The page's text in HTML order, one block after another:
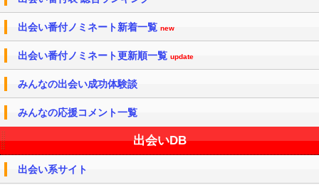
出会い番付ノミネート新着一覧 new
出会い番付ノミネート更新順一覧 update
みんなの出会い成功体験談
みんなの応援コメント一覧
出会いDB
出会い系サイト